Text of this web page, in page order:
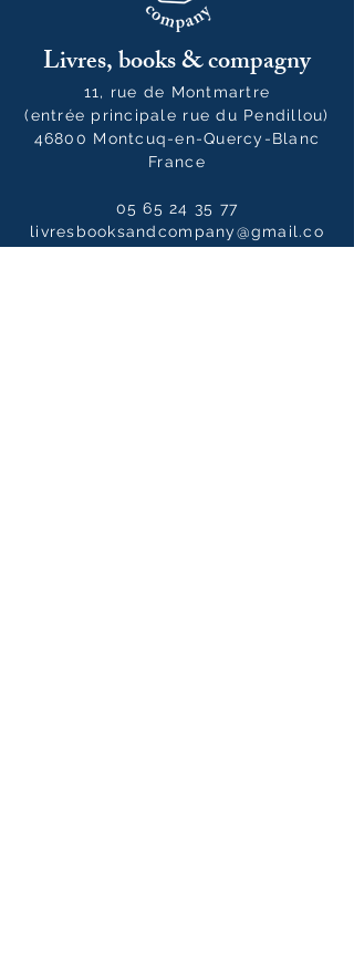
Livres, books & compagny
11, rue de Montmartre
(entrée principale rue du Pendillou)
46800 Montcuq-en-Quercy-Blanc
France
05 65 24 35 77
livresbooksandcompany@gmail.co